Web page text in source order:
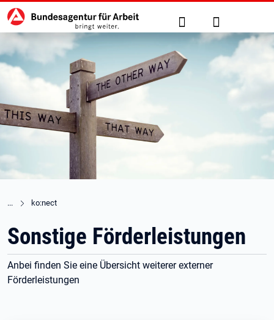
zu den Hauptinhalten springen
Hauptnavigation Suche Anmelden
ko:nect
Sonstige Förderleistungen
Anbei finden Sie eine Übersicht weiterer externer
Förderleistungen